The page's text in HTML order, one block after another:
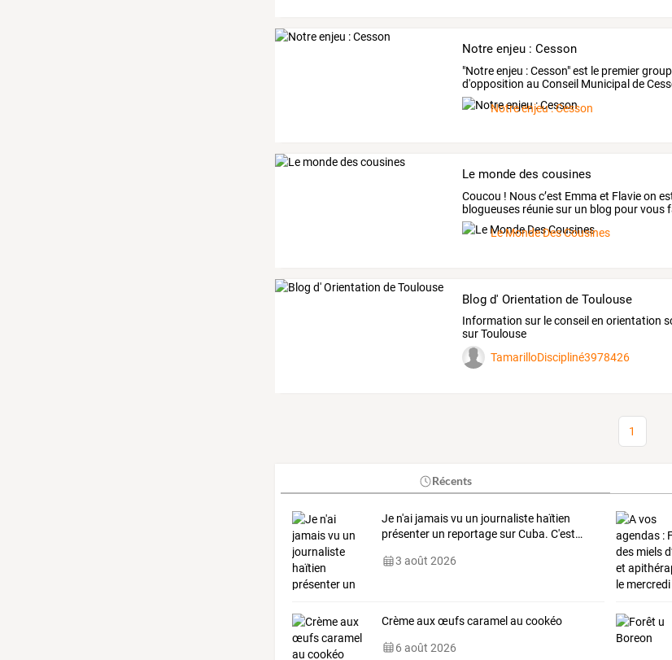
Notre enjeu : Cesson
"Notreenjeu :Cesson"est le premier
d'opposition au Conseil Municipal de
Notre
Notre enjeu : Cesson
Le monde des cousines
Coucou ! Nousc’est Emma et Flavieon
blogueuses réuniesur un blog pourvous
Le Monde Des Cousines
Blog d' Orientation de Toulouse
Information sur le conseil en orientation
sur Toulouse
TamarilloDiscipliné3978426
1
Récents
Jen'aijamaisvu un journalistehaïtien
présenterun reportagesurCuba. C'est…
3 août 2026
Crème aux œufs caramel au cookéo
6 août 2026